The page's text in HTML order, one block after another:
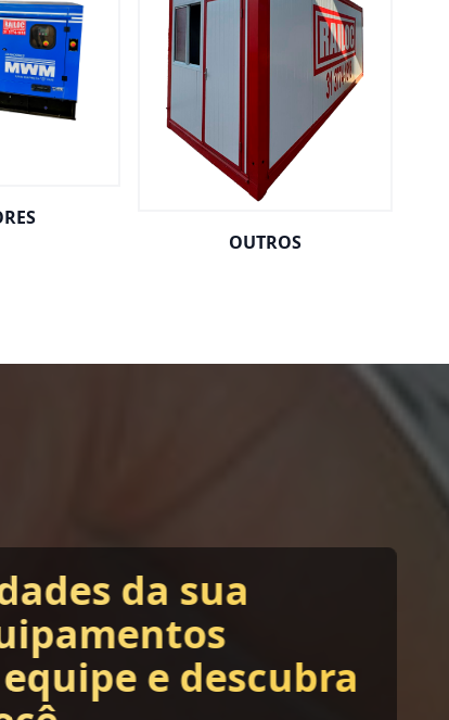
OUTROS
da sua
e descubra